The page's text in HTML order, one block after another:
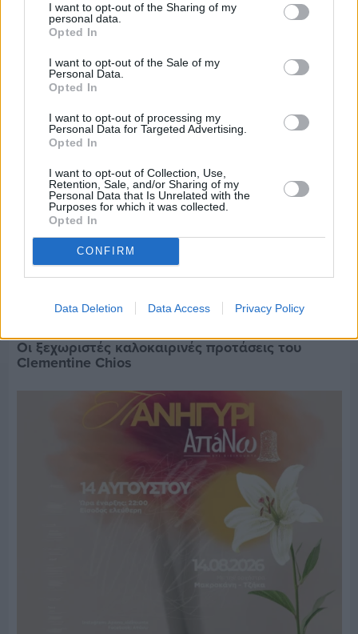
I want to opt-out of the Sharing of my
personal data.
Opted In
I want to opt-out of the Sale of my
Personal Data.
Opted In
I want to opt-out of processing my
Personal Data for Targeted Advertising.
Opted In
I want to opt-out of Collection, Use,
Retention, Sale, and/or Sharing of my
Personal Data that Is Unrelated with the
Purposes for which it was collected.
Opted In
CONFIRM
Data Deletion Data Access Privacy Policy
Οι ξεχωριστές καλοκαιρινές προτάσεις του
Clementine Chios